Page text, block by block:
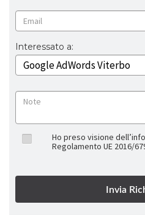
Interessato a:
Ho preso visione
Regolamento UE 2016/